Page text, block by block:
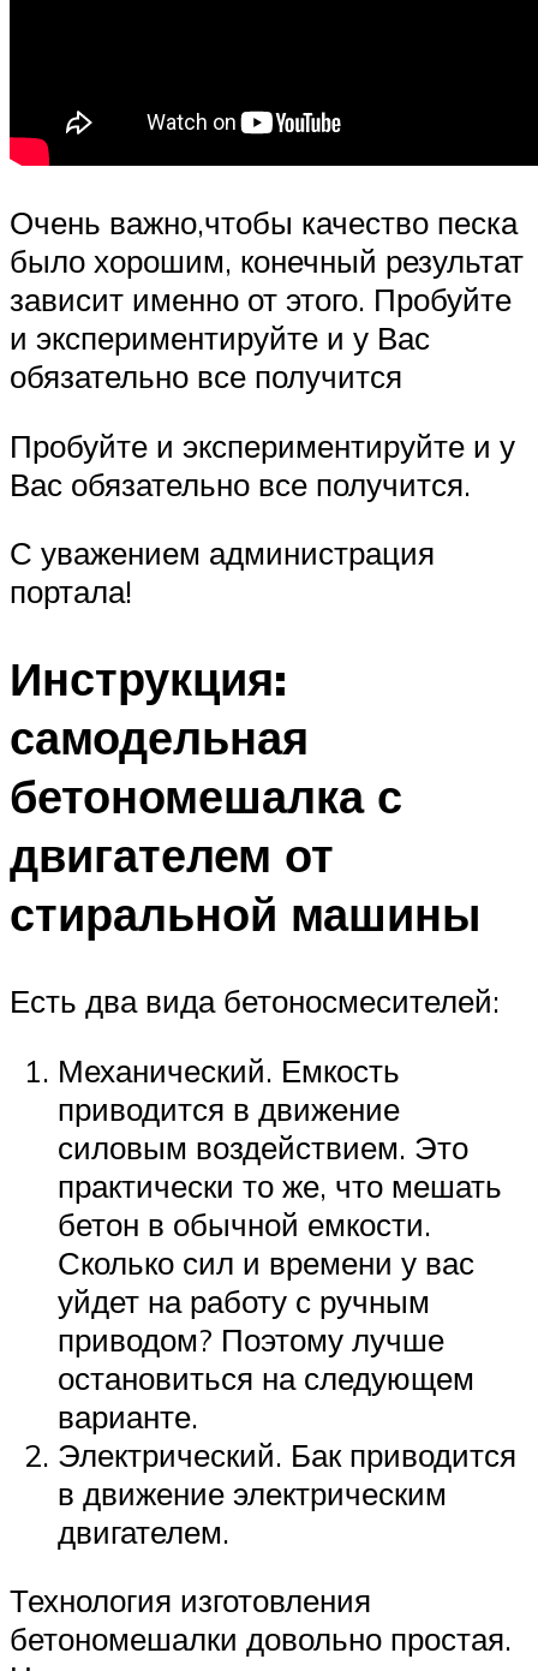
Очень важно,чтобы качество песка
было хорошим, конечный результат
зависит именно от этого. Пробуйте
и экспериментируйте и у Вас
обязательно все получится
Пробуйте и экспериментируйте и у
Вас обязательно все получится.
С уважением администрация
портала!
Инструкция:
самодельная
бетономешалка с
двигателем от
стиральной машины
Есть два вида бетоносмесителей:
Механический. Емкость
приводится в движение
силовым воздействием. Это
практически то же, что мешать
бетон в обычной емкости.
Сколько сил и времени у вас
уйдет на работу с ручным
приводом? Поэтому лучше
остановиться на следующем
варианте.
Электрический. Бак приводится
в движение электрическим
двигателем.
Технология изготовления
бетономешалки довольно простая.